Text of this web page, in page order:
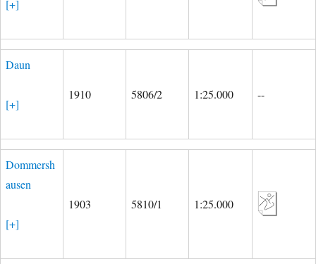
[+]
Daun
[+]
1910 5806/2 1:25.000 --
Dommersh
ausen
[+]
1903 5810/1 1:25.000